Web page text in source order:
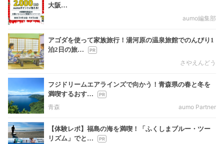
大阪…
aumo編集部
アゴダを使って家族旅行！湯河原の温泉旅館でのんびり1
泊2日の旅…
さやえんどう
フジドリームエアラインズで向かう！青森県の春と冬を
満喫するおす…
青森
aumo Partner
【体験レポ】福島の海を満喫！「ふくしまブルー・ツー
リズム」でと…